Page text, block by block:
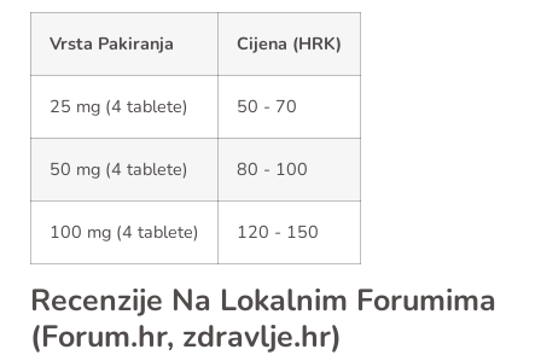
Vrsta Pakiranja Cijena (HRK)
25 mg (4 tablete) 50 - 70
50 mg (4 tablete) 80 - 100
100 mg (4 tablete) 120 - 150
Recenzije Na Lokalnim Forumima
(Forum.hr, zdravlje.hr)